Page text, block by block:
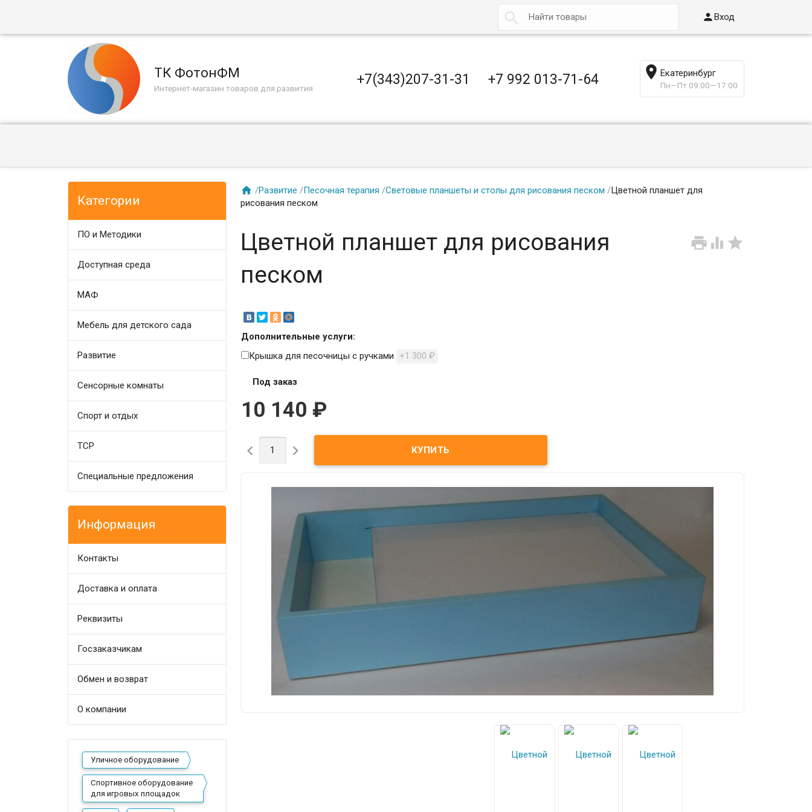
 Вход
ТК ФотонФМ
Интернет-магазин товаров для развития
+7(343)207-31-31 +7 992 013-71-64  Екатеринбург
Пн—Пт 09:00—17:00
Категории
ПО и Методики
Доступная среда
МАФ
Мебель для детского сада
Развитие
Сенсорные комнаты
Спорт и отдых
ТСР
Специальные предложения
Информация
Контакты
Доставка и оплата
Реквизиты
Госзаказчикам
Обмен и возврат
О компании
Уличное оборудование
Спортивное оборудование
для игровых площадок
 /Развитие /Песочная терапия /Световые планшеты и столы для рисования песком /Цветной планшет для
рисования песком
  
Цветной планшет для рисования
песком
Дополнительные услуги:
Крышка для песочницы с ручками
+1 300 ₽
Под заказ
10 140 ₽
 